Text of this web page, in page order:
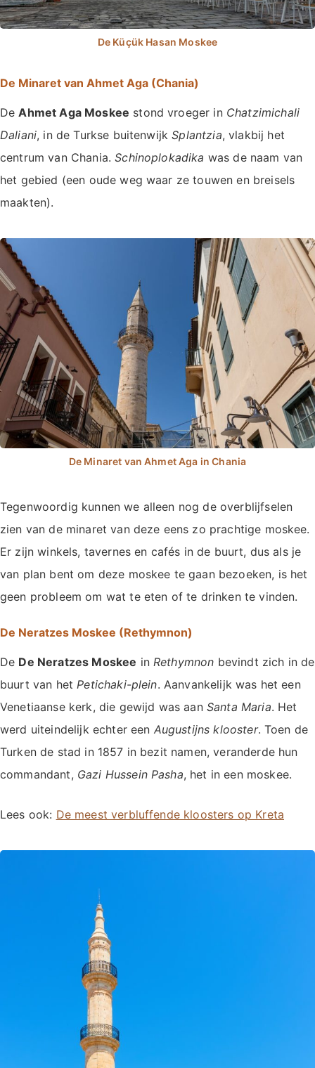
De Minaret van Ahmet Aga (Chania)
DeAhmet Aga Moskee stond vroeger in Chatzimichali
Daliani, in de Turkse buitenwijkSplantzia, vlakbij het
centrum van Chania.Schinoplokadika was de naam van
het gebied (een oude weg waar ze touwen en breisels
maakten).
Tegenwoordig kunnen we alleen nog de overblijfselen
zien van de minaret van deze eens zo prachtige moskee.
Er zijn winkels, tavernes en cafés in de buurt, dus als je
van plan bent om deze moskee te gaan bezoeken, is het
geen probleem om wat te eten of te drinken te vinden.
De Neratzes Moskee (Rethymnon)
De De Neratzes Moskee in Rethymnon bevindt zich in de
buurt van het Petichaki-plein. Aanvankelijk was het een
Venetiaanse kerk, die gewijd was aan Santa Maria. Het
werd uiteindelijk echter een Augustijns klooster. Toen de
Turken de stad in 1857 in bezit namen, veranderde hun
commandant, Gazi Hussein Pasha, het in een moskee.
Lees ook: De meest verbluffende kloosters op Kreta